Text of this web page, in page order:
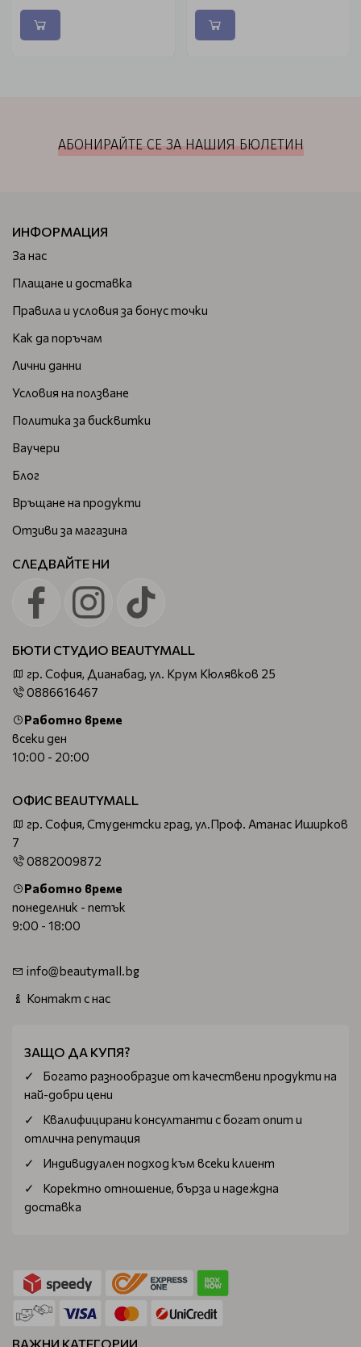
АБОНИРАЙТЕ СЕ ЗА НАШИЯ БЮЛЕТИН
ИНФОРМАЦИЯ
За нас
Плащане и доставка
Правила и условия за бонус точки
Как да поръчам
Лични данни
Условия на ползване
Политика за бисквитки
Ваучери
Блог
Връщане на продукти
Отзиви за магазина
СЛЕДВАЙТЕ НИ
БЮТИ СТУДИО BEAUTYMALL
гр. София, Дианабад, ул. Крум Кюлявков 25
0886616467
Работно време
всеки ден
10:00 - 20:00
ОФИС BEAUTYMALL
гр. София, Студентски град, ул.Проф. Атанас Иширков
7
0882009872
Работно време
понеделник - петък
9:00 - 18:00
info@beautymall.bg
Контакт с нас
ЗАЩО ДА КУПЯ?
Богатo разнообразие от качествени продукти на
най-добри цени
Квалифицирани консултанти с богат опит и
отлична репутация
Индивидуален подход към всеки клиент
Коректно отношение, бърза и надеждна
доставка
ВАЖНИ КАТЕГОРИИ